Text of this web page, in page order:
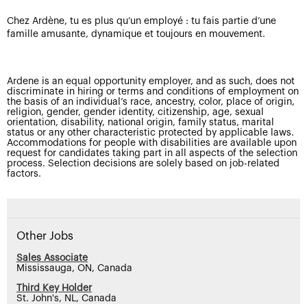
Chez Ardène, tu es plus qu’un employé : tu fais partie d’une
famille amusante, dynamique et toujours en mouvement.
Ardene is an equal opportunity employer, and as such, does not
discriminate in hiring or terms and conditions of employment on
the basis of an individual’s race, ancestry, color, place of origin,
religion, gender, gender identity, citizenship, age, sexual
orientation, disability, national origin, family status, marital
status or any other characteristic protected by applicable laws.
Accommodations for people with disabilities are available upon
request for candidates taking part in all aspects of the selection
process. Selection decisions are solely based on job-related
factors.
Other Jobs
Sales Associate
Mississauga, ON, Canada
Third Key Holder
St. John's, NL, Canada